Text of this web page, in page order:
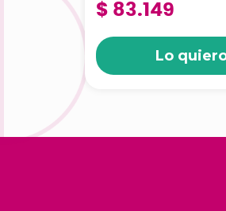
$ 83.149
Lo